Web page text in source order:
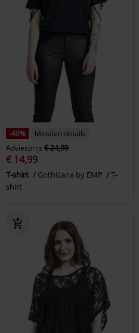
-40%
Metalen details
Adviesprijs € 24,99
€ 14,99
T-shirt Gothicana by EMP
T-
shirt